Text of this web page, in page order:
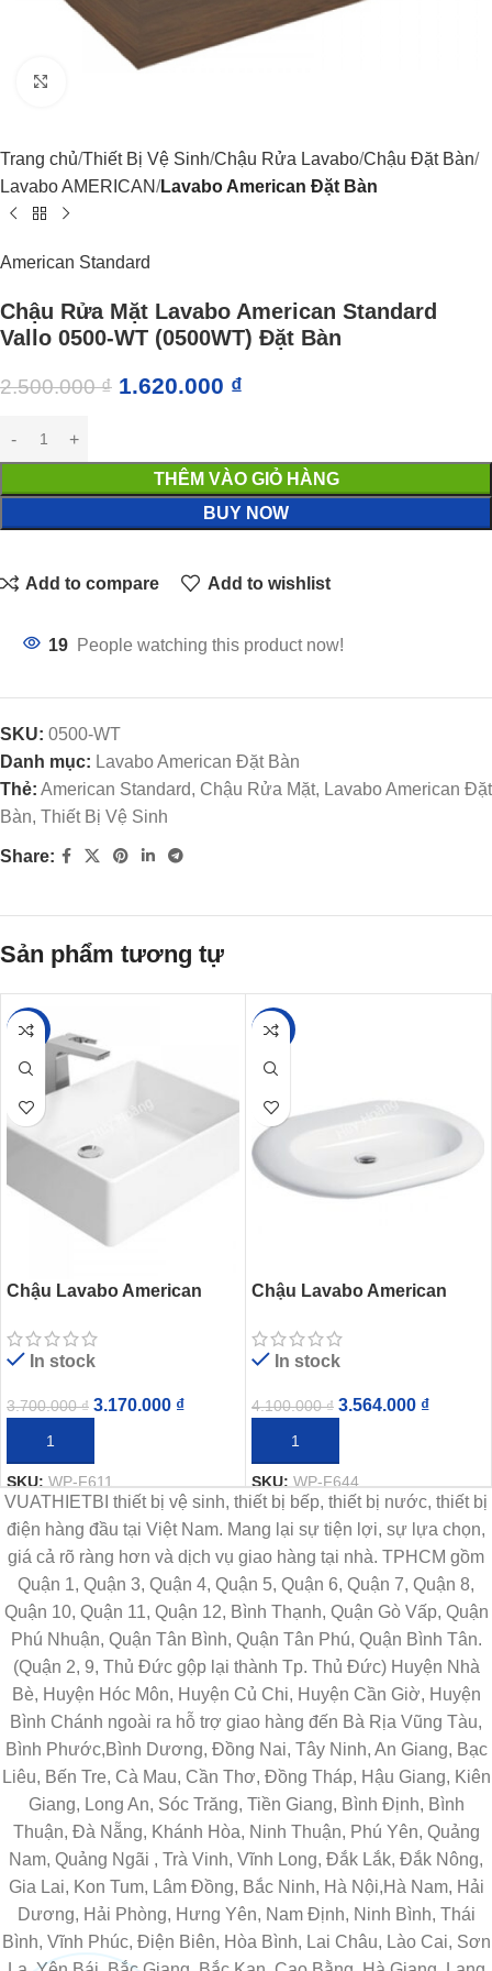
Trang chủ Thiết Bị Vệ Sinh Chậu Rửa Lavabo Chậu Đặt Bàn
Lavabo AMERICAN Lavabo American Đặt Bàn
American Standard
Chậu Rửa Mặt Lavabo American Standard
Vallo 0500-WT (0500WT) Đặt Bàn
2.500.000₫ 1.620.000 ₫
THÊM VÀO GIỎ HÀNG
BUY NOW
Add to compare Add to wishlist
19 People watching this product now!
SKU: 0500-WT
Danh mục: Lavabo American Đặt Bàn
Thẻ: American Standard, Chậu Rửa Mặt, Lavabo American Đặt
Bàn, Thiết Bị Vệ Sinh
Share:
Sản phẩm tương tự
-14%
Chậu Lavabo American
(WPF611) Đặt Bàn
In stock
3.700.000₫ 3.170.000 ₫
THÊM VÀO GIỎ HÀNG
SKU:WP-F611
-13%
Chậu Lavabo American
In stock
4.100.000₫ 3.564.000 ₫
THÊM VÀO GIỎ HÀNG
SKU:WP-F644
VUATHIETBI thiết bị vệ sinh, thiết bị bếp, thiết bị nước, thiết bị
điện hàng đầu tại Việt Nam. Mang lại sự tiện lợi, sự lựa chọn,
giá cả rõ ràng hơn và dịch vụ giao hàng tại nhà. TPHCM gồm
Quận 1, Quận 3, Quận 4, Quận 5, Quận 6, Quận 7, Quận 8,
Quận 10, Quận 11, Quận 12, Bình Thạnh, Quận Gò Vấp, Quận
Phú Nhuận, Quận Tân Bình, Quận Tân Phú, Quận Bình Tân.
(Quận 2, 9, Thủ Đức gộp lại thành Tp. Thủ Đức) Huyện Nhà
Bè, Huyện Hóc Môn, Huyện Củ Chi, Huyện Cần Giờ, Huyện
Bình Chánh ngoài ra hỗ trợ giao hàng đến Bà Rịa Vũng Tàu,
Bình Phước,Bình Dương, Đồng Nai, Tây Ninh, An Giang, Bạc
Liêu, Bến Tre, Cà Mau, Cần Thơ, Đồng Tháp, Hậu Giang, Kiên
Giang, Long An, Sóc Trăng, Tiền Giang, Bình Định, Bình
Thuận, Đà Nẵng, Khánh Hòa, Ninh Thuận, Phú Yên, Quảng
Nam, Quảng Ngãi , Trà Vinh, Vĩnh Long, Đắk Lắk, Đắk Nông,
Gia Lai, Kon Tum, Lâm Đồng, Bắc Ninh, Hà Nội,Hà Nam, Hải
Dương, Hải Phòng, Hưng Yên, Nam Định, Ninh Bình, Thái
Bình, Vĩnh Phúc, Điện Biên, Hòa Bình, Lai Châu, Lào Cai, Sơn